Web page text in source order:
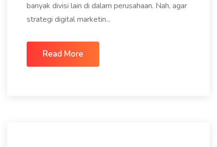
banyak divisi lain di dalam perusahaan. Nah, agar
strategi digital marketin...
Read More